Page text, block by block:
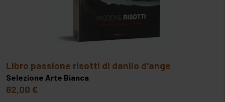
libro passione risotti di danilo d'ange
Selezione Arte Bianca
62,00 €